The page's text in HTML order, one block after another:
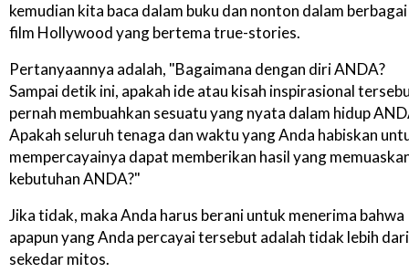
kemudian kita baca dalam buku dan nonton dalam berbagai
film Hollywood yang bertema true-stories.
Pertanyaannya adalah, "Bagaimana dengan diri ANDA?
Sampai detik ini, apakah ide atau kisah inspirasional
pernah membuahkan sesuatu yang nyata dalam hidup
Apakah seluruh tenaga dan waktu yang Anda habiskan
mempercayainya dapat memberikan hasil yang
kebutuhan ANDA?"
Jika tidak, maka Anda harus berani untuk menerima bahwa
apapun yang Anda percayai tersebut adalah tidak lebih dari
sekedar mitos.